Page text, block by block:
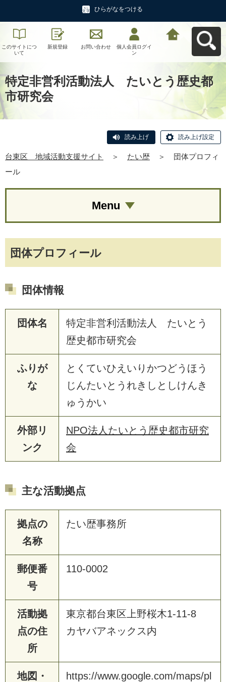
ひらがなをつける
このサイトにつ
いて
新規登録 お問い合わせ
個人会員ログイ
ン
特定非営利活動法人 たいとう歴史都
市研究会
読み上げ 読み上げ設定
台東区 地域活動支援サイト ＞ たい歴 ＞
団体プロフィ
ール
団体プロフィール
団体情報
団体名
特定非営利活動法人 たいとう
歴史都市研究会
ふりが
な
とくていひえいりかつどうほう
じんたいとうれきしとしけんき
ゅうかい
外部リ
ンク
NPO法人たいとう歴史都市研究
会
主な活動拠点
拠点の
名称
たい歴事務所
郵便番
号
110-0002
活動拠
点の住
所
東京都台東区上野桜木1-11-8
カヤバアネックス内
地図・
https://www.google.com/maps/pl
Menu